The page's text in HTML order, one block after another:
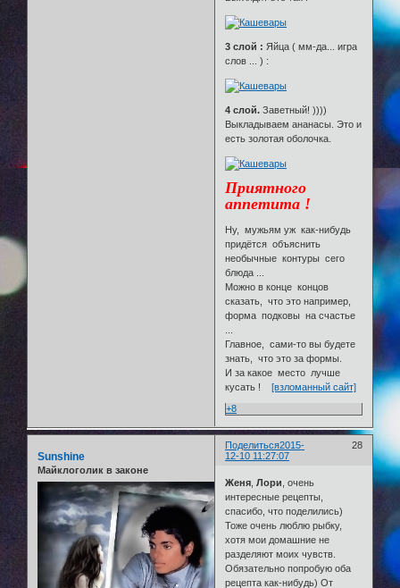
3 слой : Яйца ( мм-да... игра
слов ... ) :
4 слой.Заветный! ))))
Выкладываем ананасы. Это и
есть золотая оболочка.
Приятного
аппетита !
Ну, мужьям уж как-нибудь
придётся объяснить
необычные контуры сего
блюда ...
Можно в конце концов
сказать, что это например,
форма подковы на счастье
Главное, сами-то вы будете
знать, что это за формы.
И за какое место лучше
кусать ! [взломанный сайт]
+8
Поделиться 28
2015-
12-10 11:27:07
Sunshine
Майклоголик в законе
Женя ,Лори , очень
интересные рецепты,
спасибо, что поделились)
Тоже очень люблю рыбку,
хотя мои домашние не
разделяют моих чувств.
Обязательно попробую оба
рецепта как-нибудь) От